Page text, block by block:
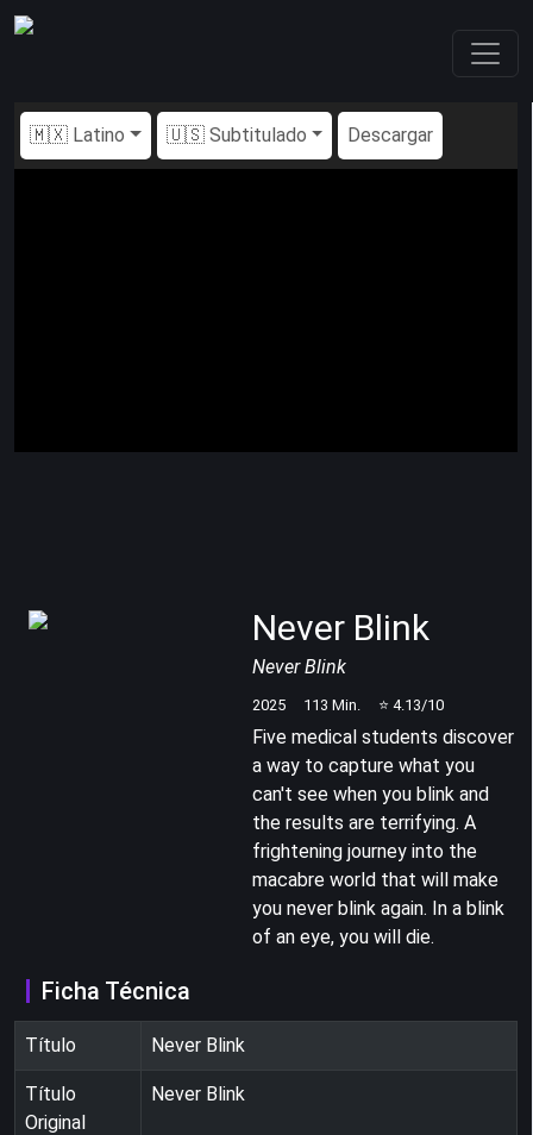
🇲🇽 Latino 🇺🇸 Subtitulado Descargar
Never Blink
Never Blink
2025 113 Min. ⭐ 4.13/10
Five medical students discover
a way to capture what you
can't see when you blink and
the results are terrifying. A
frightening journey into the
macabre world that will make
you never blink again. In a blink
of an eye, you will die.
Ficha Técnica
Título Never Blink
Título
Original
Never Blink